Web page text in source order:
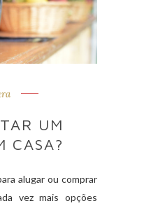
UM
CASA?
alugar ou comprar
vez mais opções